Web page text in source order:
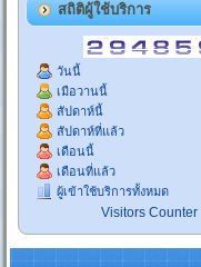
สถิติผู้ใช้บริการ
วันนี้
เมือวานนี้
สัปดาห์นี้
สัปดาห์ที่แล้ว
เดือนนี้
เดือนที่แล้ว
ผู้เข้าใช้บริการทั้งหมด
Visitors Counter